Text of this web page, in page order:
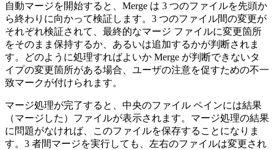
自動マージを開始すると、Merge は 3 つのファイルを先頭か
ら終わりに向かって検証します。3 つのファイル間の変更が
それぞれ検証されて、最終的なマージ ファイルに変更箇所
をそのまま保持するか、あるいは追加するかが判断されま
す。どのように処理すればよいか Merge が判断できないタ
イプの変更箇所がある場合、ユーザの注意を促すための不一
致マークが付けられます。
マージ処理が完了すると、中央のファイル ペインには結果
（マージした）ファイルが表示されます。マージ処理の結果
に問題がなければ、このファイルを保存することになりま
す。3 者間マージを実行しても、左右のファイルは変更され